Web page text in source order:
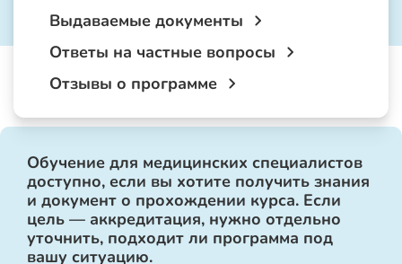
Выдаваемые документы
Ответы на частные вопросы
Отзывы о программе
Обучение для медицинских специалистов
доступно, если вы хотите получить знания
и документ о прохождении курса. Если
цель — аккредитация, нужно отдельно
уточнить, подходит ли программа под
вашу ситуацию.